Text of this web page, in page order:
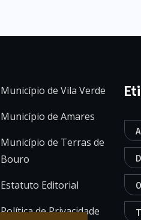
Município de Vila Verde
Município de Amares
Município de Terras de
Bouro
Estatuto Editorial
Política de Privacidade